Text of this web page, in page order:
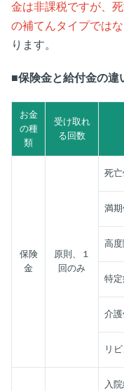
金は非課税ですが、
の補てんタイプでは
ります。
■保険金と給付金の違
お金
の種
類
受け取れ
る回数
保険
金
原則、１
回のみ
死
満
高
特定
介
リ
入